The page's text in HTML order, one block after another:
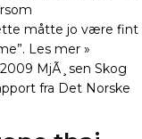
måtte jo være fint
Les mer »
MjÃ¸sen Skog
fra Det Norske